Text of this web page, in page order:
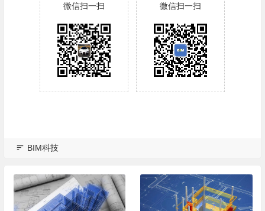
微信扫一扫
微信扫一扫
BIM科技